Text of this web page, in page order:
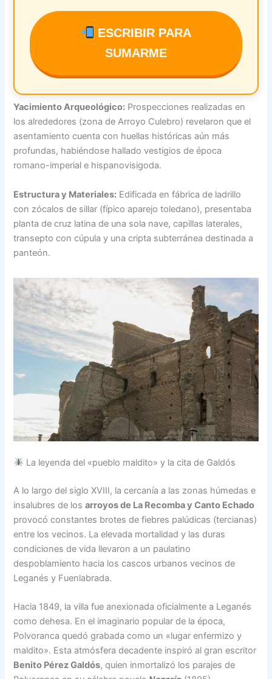
ESCRIBIR PARA
SUMARME
Yacimiento Arqueológico: Prospecciones realizadas en
los alrededores (zona de Arroyo Culebro) revelaron que el
asentamiento cuenta con huellas históricas aún más
profundas, habiéndose hallado vestigios de época
romano-imperial e hispanovisigoda.
Estructura y Materiales: Edificada en fábrica de ladrillo
con zócalos de sillar (fípico aparejo toledano), presentaba
planta de cruz latina de una sola nave, capillas laterales,
transepto con cúpula y una cripta subterránea destinada a
panteón.
La leyenda del «pueblo maldito» y la cita de Galdós
A lo largo del siglo XVIII, la cercanía a las zonas húmedas e
insalubres de losarroyos de La Recomba y Canto Echado
provocó constantes brotes de fiebres palúdicas (tercianas)
entre los vecinos. La elevada mortalidad y las duras
condiciones de vida llevaron a un paulatino
despoblamiento hacia los cascos urbanos vecinos de
Leganés y Fuenlabrada.
Hacia 1849, la villa fue anexionada oficialmente a Leganés
como dehesa. En el imaginario popular de la época,
Polvoranca quedó grabada como un «lugar enfermizo y
maldito». Esta atmósfera decadente inspiró al gran escritor
Benito Pérez Galdós, quien inmortalizó los parajes de